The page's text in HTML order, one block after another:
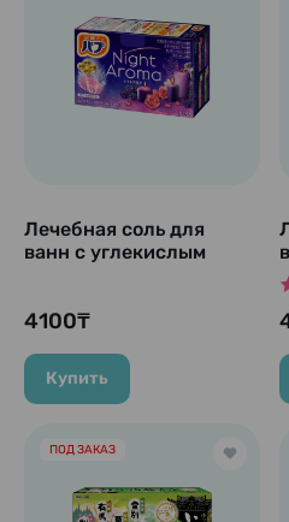
Лечебная соль для
ванн с углекислым
4100₸
Купить
ПОД ЗАКАЗ